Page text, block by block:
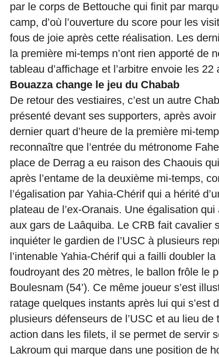
par le corps de Bettouche qui finit par
camp, d’où l’ouverture du score pour les
fous de joie après cette réalisation. Les
la première mi-temps n’ont rien apporté de
tableau d’affichage et l’arbitre envoie les 22
Bouazza change le jeu du Chabab
De retour des vestiaires, c’est un autre
présenté devant ses supporters, après
dernier quart d’heure de la première mi-
reconnaître que l’entrée du métronome
place de Derrag a eu raison des Chaouis
après l’entame de la deuxième mi-temps,
l’égalisation par Yahia-Chérif qui a hérité
plateau de l’ex-Oranais. Une égalisation
aux gars de Laâquiba. Le CRB fait cavalier
inquiéter le gardien de l’USC à plusieurs
l’intenable Yahia-Chérif qui a failli doubler la
foudroyant des 20 mètres, le ballon frôle le
Boulesnam (54’). Ce même joueur s’est
ratage quelques instants après lui qui s’est
plusieurs défenseurs de l’USC et au lieu de
action dans les filets, il se permet de servir
Lakroum qui marque dans une position de